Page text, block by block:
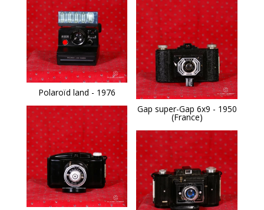
Polaroïd land - 1976
Gap super-Gap 6x9 - 1950
(France)